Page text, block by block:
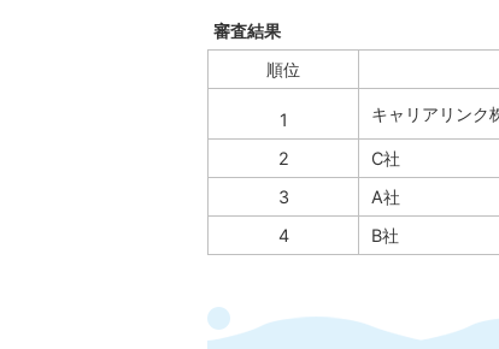
審査結果
順位
1 キャリアリンク
2 C社
3
A社
4
B社